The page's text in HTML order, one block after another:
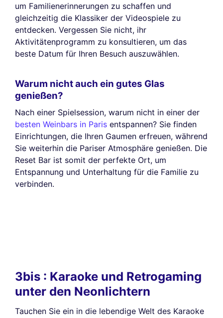
um Familienerinnerungen zu schaffen und
gleichzeitig die Klassiker der Videospiele zu
entdecken. Vergessen Sie nicht, ihr
Aktivitätenprogramm zu konsultieren, um das
beste Datum für Ihren Besuch auszuwählen.
Warum nicht auch ein gutes Glas
genießen?
Nach einer Spielsession, warum nicht in einer der
besten Weinbars in Paris entspannen? Sie finden
Einrichtungen, die Ihren Gaumen erfreuen, während
Sie weiterhin die Pariser Atmosphäre genießen. Die
Reset Bar ist somit der perfekte Ort, um
Entspannung und Unterhaltung für die Familie zu
verbinden.
3bis : Karaoke und Retrogaming
unter den Neonlichtern
Tauchen Sie ein in die lebendige Welt des Karaoke